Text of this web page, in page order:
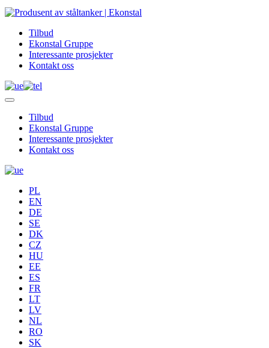
Tilbud
Ekonstal Gruppe
Interessante prosjekter
Kontakt oss
Tilbud
Ekonstal Gruppe
Interessante prosjekter
Kontakt oss
PL
EN
DE
SE
DK
CZ
HU
EE
ES
FR
LT
LV
NL
RO
SK